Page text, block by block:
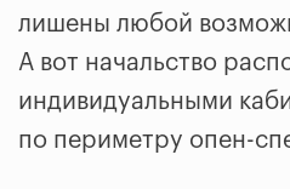
лишены любой
А вот начальство
индивидуальными
по периметру опен-